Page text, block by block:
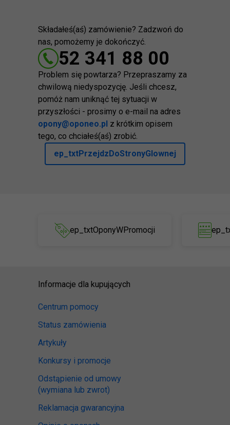
Składałeś(aś) zamówienie? Zadzwoń do
nas, pomożemy je dokończyć.
52 341 88 00
Problem się powtarza? Przepraszamy za
chwilową niedyspozycję. Jeśli chcesz,
pomóż nam uniknąć tej sytuacji w
przyszłości - prosimy o e-mail na adres
opony@oponeo.pl z krótkim opisem
tego, co chciałeś(aś) zrobić.
ep_txtPrzejdzDoStronyGlownej
ep_txtOponyWPromocji
Informacje dla kupujących
Centrum pomocy
Status zamówienia
Artykuły
Konkursy i promocje
Odstąpienie od umowy
(wymiana lub zwrot)
Reklamacja gwarancyjna